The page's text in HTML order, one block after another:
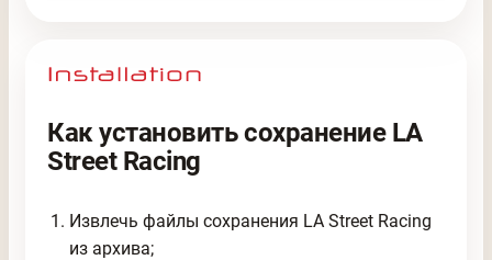
Как установить сохранение LA
Street Racing
Извлечь файлы сохранения LA Street Racing
из архива;